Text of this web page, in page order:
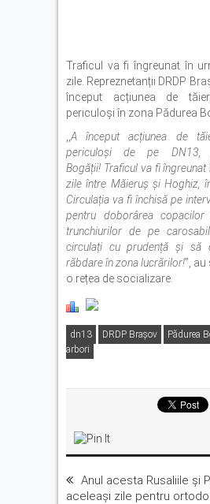
Traficul va fi îngreunat în
zile. Repreznetanții DRDP
început acțiunea de
periculoși în zona Pădurea
A început acțiunea de
periculoși de pe DN13,
Bogății! Traficul va fi
zile între Măieruș și Hoghiz,
Circulația va fi închisă pe
pentru doborârea copacilor
trunchiurilor de pe
circulați cu prudență și să
răbdare în zona lucrărilor!’’,
o rețea de socializare.
dn13 DRDP Brașov Pădurea
arbori
Anul acesta Rusaliile și
aceleași zile pentru